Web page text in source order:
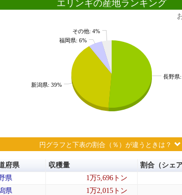
長野県
新潟県: 39%
福岡県: 6%
その他: 4%
円グラフと下表の割合（％）が違うときは？
府県 収穫量
割合（シェア
県 1万5,696トン
県 1万2,015トン